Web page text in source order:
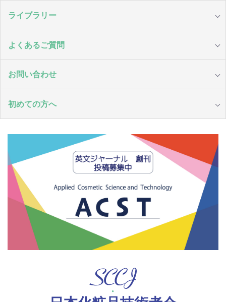
ライブラリー
よくあるご質問
お問い合わせ
初めての方へ